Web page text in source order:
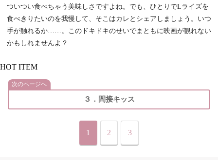
ついつい食べちゃう美味しさですよね。 でも、ひとりでLライズを
食べきりたいのを我慢して、そこはカレとシェアしましょう。 いつ
手が触れるか……。このドキドキのせいでまともに映画が観れない
かもしれませんよ？
HOT ITEM
次のページへ
３．間接キッス
1 2 3